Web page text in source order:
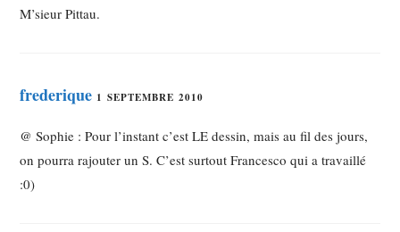
M’sieur Pittau.
frederique 1 SEPTEMBRE 2010
@ Sophie : Pour l’instant c’est LE dessin, mais au fil des jours,
on pourra rajouter un S. C’est surtout Francesco qui a travaillé
:0)